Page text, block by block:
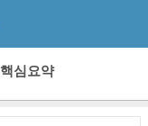
핵심요약